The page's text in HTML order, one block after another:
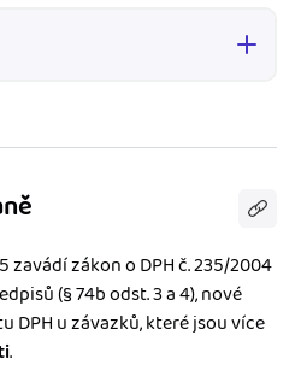
zavádí zákon o DPH č. 235/2004
(§ 74b odst. 3 a 4), nové
DPH u závazků, které jsou více
.